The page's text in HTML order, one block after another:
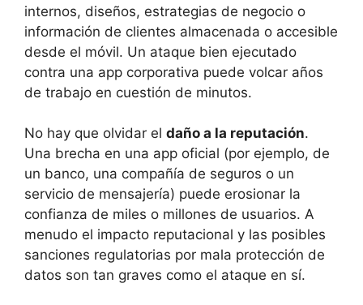
internos, diseños, estrategias de negocio o
información de clientes almacenada o accesible
desde el móvil. Un ataque bien ejecutado
contra una app corporativa puede volcar años
de trabajo en cuestión de minutos.
No hay que olvidar el daño a la reputación.
Una brecha en una app oficial (por ejemplo, de
un banco, una compañía de seguros o un
servicio de mensajería) puede erosionar la
confianza de miles o millones de usuarios. A
menudo el impacto reputacional y las posibles
sanciones regulatorias por mala protección de
datos son tan graves como el ataque en sí.